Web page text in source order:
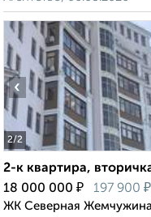
2/2
‹
2-к квартира,
18 000 000 ₽ 197 900 ₽
ЖК Северная